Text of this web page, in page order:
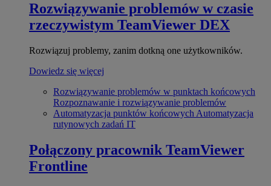
Rozwiązywanie problemów w czasie
rzeczywistym TeamViewer DEX
Rozwiązuj problemy, zanim dotkną one użytkowników.
Dowiedz się więcej
Rozwiązywanie problemów w punktach końcowych
Rozpoznawanie i rozwiązywanie problemów
Automatyzacja punktów końcowych Automatyzacja
rutynowych zadań IT
Połączony pracownik TeamViewer
Frontline